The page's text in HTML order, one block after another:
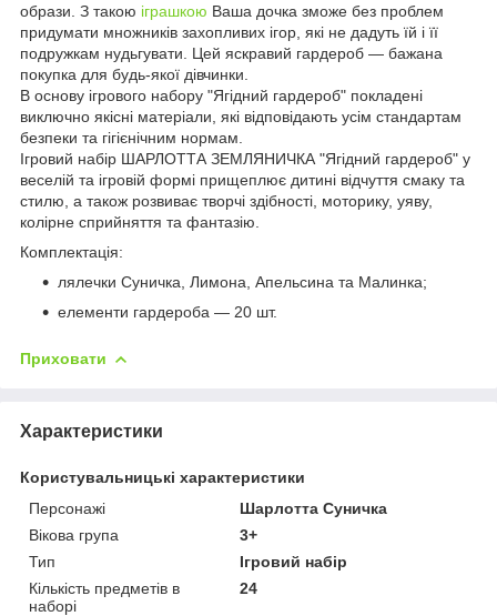
образи. З такою іграшкою Ваша дочка зможе без проблем
придумати множників захопливих ігор, які не дадуть їй і її
подружкам нудьгувати. Цей яскравий гардероб — бажана
покупка для будь-якої дівчинки.
В основу ігрового набору "Ягідний гардероб" покладені
виключно якісні матеріали, які відповідають усім стандартам
безпеки та гігієнічним нормам.
Ігровий набір ШАРЛОТТА ЗЕМЛЯНИЧКА "Ягідний гардероб" у
веселій та ігровій формі прищеплює дитині відчуття смаку та
стилю, а також розвиває творчі здібності, моторику, уяву,
колірне сприйняття та фантазію.
Комплектація:
лялечки Суничка, Лимона, Апельсина та Малинка;
елементи гардероба — 20 шт.
Приховати
Характеристики
Користувальницькі характеристики
Персонажі
Шарлотта Суничка
Вікова група
3+
Тип
Ігровий набір
Кількість предметів в
наборі
24